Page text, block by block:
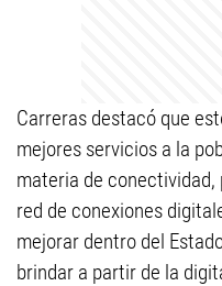
Carreras destacó que
mejores servicios a la
materia de
red de conexiones
mejorar dentro del
brindar a partir de la